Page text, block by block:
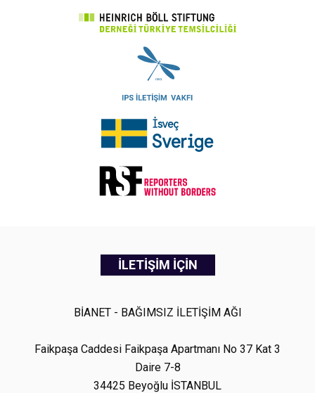
İLETİŞİM İÇİN
BİANET - BAĞIMSIZ İLETİŞİM AĞI
Faikpaşa Caddesi Faikpaşa Apartmanı No 37 Kat 3
Daire 7-8
34425 Beyoğlu İSTANBUL